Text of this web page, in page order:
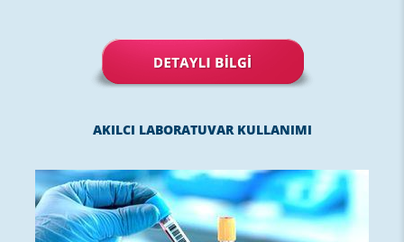
AKILCI LABORATUVAR KULLANIMI